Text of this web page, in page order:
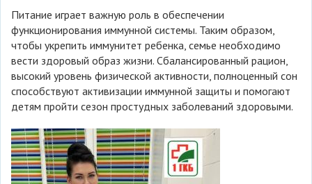
Питание играет важную роль в обеспечении
функционирования иммунной системы. Таким образом,
чтобы укрепить иммунитет ребенка, семье необходимо
вести здоровый образ жизни. Сбалансированный рацион,
высокий уровень физической активности, полноценный сон
способствуют активизации иммунной защиты и помогают
детям пройти сезон простудных заболеваний здоровыми.